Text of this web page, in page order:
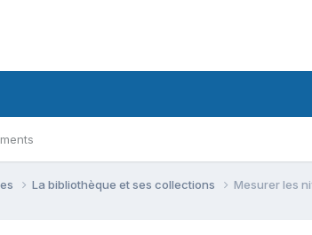
La bibliothèque et ses collections Mesurer les